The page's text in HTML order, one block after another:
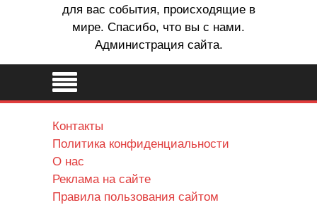
для вас события, происходящие в
мире. Спасибо, что вы с нами.
Администрация сайта.
Контакты
Политика конфиденциальности
О нас
Реклама на сайте
Правила пользования сайтом